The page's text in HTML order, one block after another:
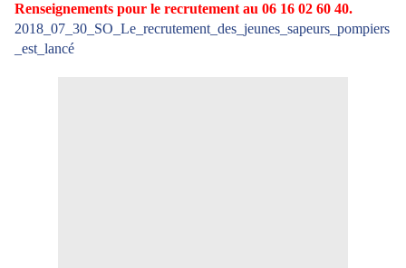
Renseignements pour le recrutement au 06 16 02 60 40.
2018_07_30_SO_Le_recrutement_des_jeunes_sapeurs_pompiers
_est_lancé